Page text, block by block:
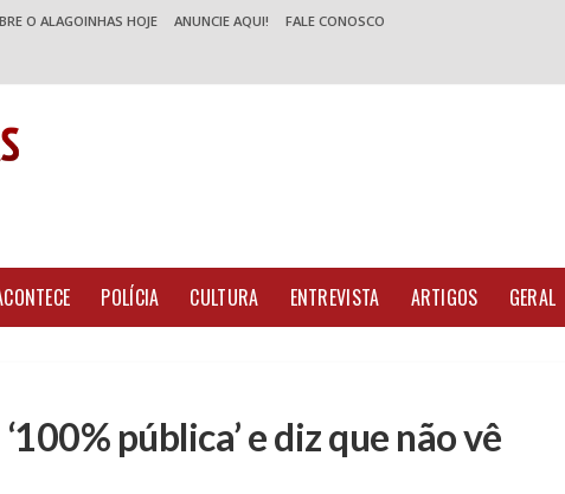
O ALAGOINHAS HOJE ANUNCIE AQUI! FALE CONOSCO
POLÍCIA CULTURA ENTREVISTA ARTIGOS GERAL
pública’ e diz que não vê